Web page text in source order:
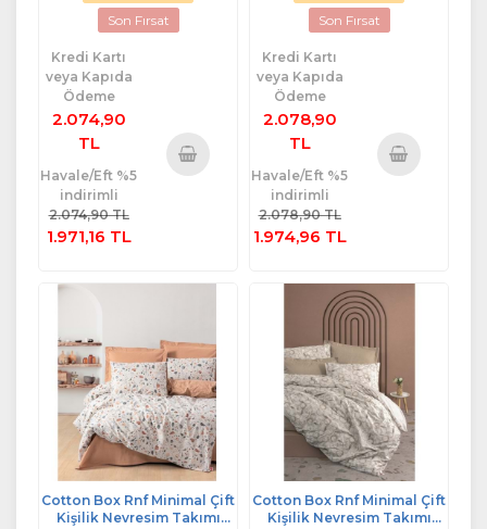
Son Fırsat
Kredi Kartı
veya Kapıda
Ödeme
2.074,90
TL
Havale/Eft %5
indirimli
2.074,90 TL
1.971,16 TL
Son Fırsat
Kredi Kartı
veya Kapıda
Ödeme
2.078,90
TL
Havale/Eft %5
indirimli
2.078,90 TL
1.974,96 TL
Cotton Box Rnf Minimal Çift
Kişilik Nevresim Takımı
Cotton Box Rnf Minimal Çift
Kişilik Nevresim Takımı